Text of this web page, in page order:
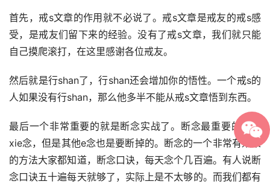
首先，戒s文章的作用就不必说了。戒s文章是戒友的戒s感
受，是戒友们留下来的经验。没有了戒s文章，我们就只能
自己摸爬滚打，在这里感谢各位戒友。
然后就是行shan了，行shan还会增加你的悟性。一个戒s的
人如果没有行shan，那么他多半不能从戒s文章悟到东西。
最后一个非常重要的就是断念实战了。断念最重要的是断
xie念，但是其他e念也是要断掉的。断念的一个非常有效果
的方法大家都知道，断念口诀，每天念个几百遍。有人说断
念口诀五十遍每天就够了，实际上是不太够的。而我们都有